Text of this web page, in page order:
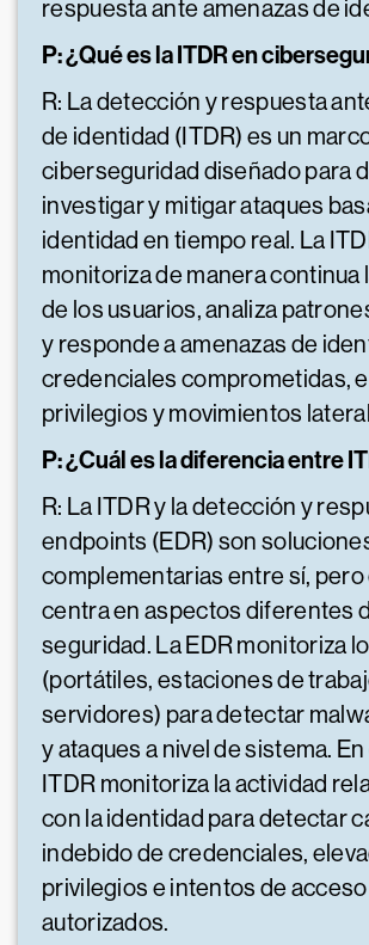
respuesta ante amenazas de
P: ¿Qué es la ITDR en
R: La detección y respuesta
de identidad (ITDR) es un
ciberseguridad diseñado para
investigar y mitigar ataques
identidad en tiempo real. La
monitoriza de manera continua
de los usuarios, analiza
y responde a amenazas de
credenciales comprometidas,
privilegios y movimientos
P: ¿Cuál es la diferencia entre
R: La ITDR y la detección y
endpoints (EDR) son
complementarias entre sí, pero
centra en aspectos diferentes
seguridad. La EDR monitoriza
(portátiles, estaciones de
servidores) para detectar
y ataques a nivel de sistema.
ITDR monitoriza la actividad
con la identidad para detectar
indebido de credenciales,
privilegios e intentos de
autorizados.